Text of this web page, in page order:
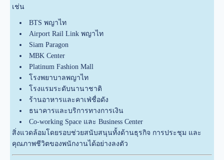
เช่น
BTS พญาไท
Airport Rail Link พญาไท
Siam Paragon
MBK Center
Platinum Fashion Mall
โรงพยาบาลพญาไท
โรงแรมระดับนานาชาติ
ร้านอาหารและคาเฟ่ชื่อดัง
ธนาคารและบริการทางการเงิน
Co-working Space และ Business Center
สิ่งแวดล้อมโดยรอบช่วยสนับสนุนทั้งด้านธุรกิจ การประชุม และ
คุณภาพชีวิตของพนักงานได้อย่างลงตัว